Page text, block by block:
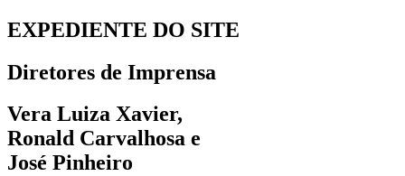
EXPEDIENTE DO SITE
Diretores de Imprensa
Vera Luiza Xavier,
Ronald Carvalhosa e
José Pinheiro